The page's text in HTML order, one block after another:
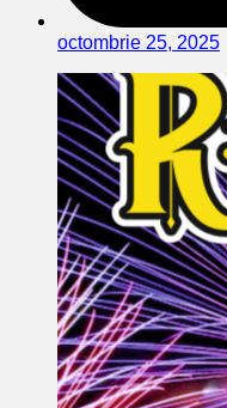
octombrie 25, 2025